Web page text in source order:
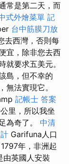
常是第二天，而
式外燴菜單 記
台中筋膜刀放
去西灣，否則每
宜，除非您去西
要求五美元。
島，但不幸的
無法實現它。
記帳士 答案
里，所以我坐
為奇了。 中清
Garifuna人口
1797年，非洲起
由英國人安裝